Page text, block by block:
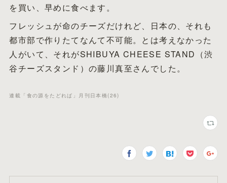
を買い、早めに食べます。
フレッシュが命のチーズだけれど、日本の、それも
都市部で作りたてなんて不可能。とは考えなかった
人がいて、それがSHIBUYA CHEESE STAND（渋
谷チーズスタンド）の藤川真至さんでした。
連載「食の源をたどれば」月刊日本橋(26)